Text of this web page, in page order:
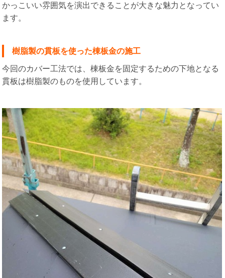
かっこいい雰囲気を演出できることが大きな魅力となってい
ます。
樹脂製の貫板を使った棟板金の施工
今回のカバー工法では、棟板金を固定するための下地となる
貫板は樹脂製のものを使用しています。